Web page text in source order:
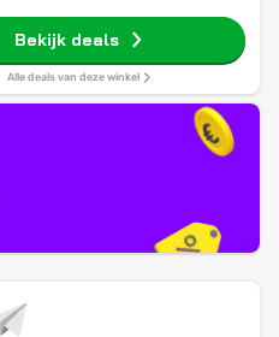
Bekijk deals
Alle deals van deze winkel